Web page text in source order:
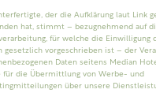
der die Aufklärung laut Link
hat, stimmt – bezugnehmend auf
für welche die Einwilligung
gesetzlich vorgeschrieben ist – der
Daten seitens Median
für die Übermittlung von Werbe- und
über unsere